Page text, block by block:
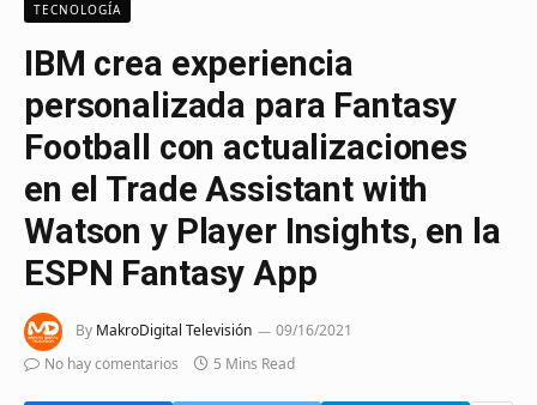
TECNOLOGÍA
IBM crea experiencia
personalizada para Fantasy
Football con actualizaciones
en el Trade Assistant with
Watson y Player Insights, en la
ESPN Fantasy App
By MakroDigital Televisión
09/16/2021
No hay comentarios
5 Mins Read